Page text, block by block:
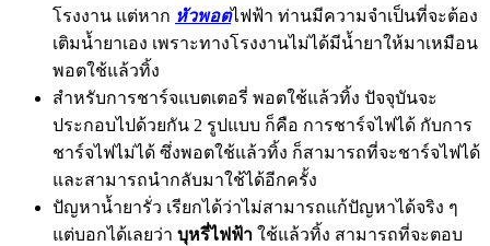
โรงงาน แต่หาก หัวพอตไฟฟ้า ท่านมีความจำเป็นที่จะต้อง
เติมน้ำยาเอง เพราะทางโรงงานไม่ได้มีน้ำยาให้มาเหมือน
พอตใช้แล้วทิ้ง
สำหรับการชาร์จแบตเตอรี่ พอตใช้แล้วทิ้ง ปัจจุบันจะ
ประกอบไปด้วยกัน 2 รูปแบบ ก็คือ การชาร์จไฟได้ กับการ
ชาร์จไฟไม่ได้ ซึ่งพอตใช้แล้วทิ้ง ก็สามารถที่จะชาร์จไฟได้
และสามารถนำกลับมาใช้ได้อีกครั้ง
ปัญหาน้ำยารั่ว เรียกได้ว่าไม่สามารถแก้ปัญหาได้จริง ๆ
แต่บอกได้เลยว่า บุหรี่ไฟฟ้า ใช้แล้วทิ้ง สามารถที่จะตอบ